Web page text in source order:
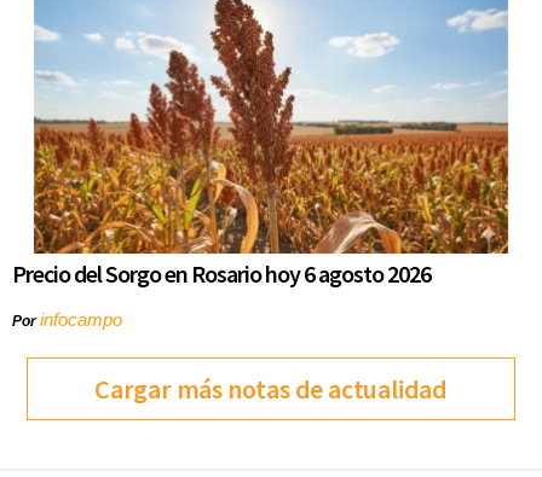
Precio del Sorgo en Rosario hoy 6 agosto 2026
Porinfocampo
Cargar más notas de actualidad